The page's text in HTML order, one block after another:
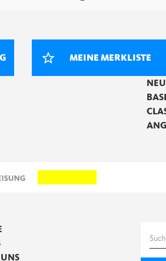
MEINE MERKLISTE